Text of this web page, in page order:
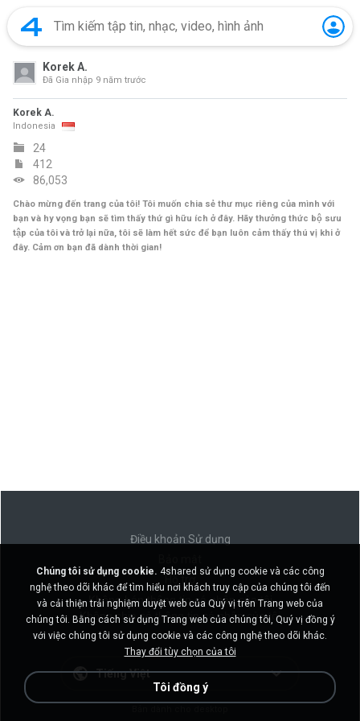
Korek A.
Đã Gia nhập 9 năm trước
Korek A.
Indonesia
24
412
86,053
Chào mừng đến trang của tôi! Tôi muốn chia sẻ thư mục riêng của mình với
bạn và hy vọng bạn sẽ tìm thấy thứ gì hữu ích ở đây. Hãy thưởng thức bộ sưu
tập của tôi và trở lại nữa, tôi sẽ làm hết sức để bạn luôn cảm thấy thú vị khi ở
đây. Cảm ơn bạn đã dành thời gian!
Điều khoản Sử dụng
Không bán thông tin cá nhân của tôi
Không chia sẻ thông tin cá nhân của tôi
Tiếng Việt
Chúng tôi sử dụng cookie. 4shared sử dụng cookie và các công
nghệ theo dõi khác để tìm hiểu nơi khách truy cập của chúng tôi đến
và cải thiện trải nghiệm duyệt web của Quý vị trên Trang web của
chúng tôi. Bằng cách sử dụng Trang web của chúng tôi, Quý vị đồng ý
với việc chúng tôi sử dụng cookie và các công nghệ theo dõi khác.
Thay đổi tùy chọn của tôi
Tôi đồng ý